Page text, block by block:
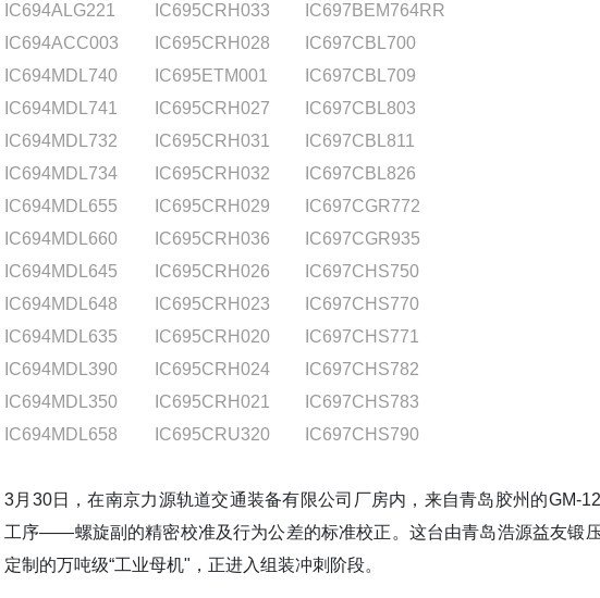
IC694ALG221
IC695CRH033
IC697BEM764RR
IC694ACC003
IC695CRH028
IC697CBL700
IC694MDL740
IC695ETM001
IC697CBL709
IC694MDL741
IC695CRH027
IC697CBL803
IC694MDL732
IC695CRH031
IC697CBL811
IC694MDL734
IC695CRH032
IC697CBL826
IC694MDL655
IC695CRH029
IC697CGR772
IC694MDL660
IC695CRH036
IC697CGR935
IC694MDL645
IC695CRH026
IC697CHS750
IC694MDL648
IC695CRH023
IC697CHS770
IC694MDL635
IC695CRH020
IC697CHS771
IC694MDL390
IC695CRH024
IC697CHS782
IC694MDL350
IC695CRH021
IC697CHS783
IC694MDL658
IC695CRU320 IC697CHS790
3月30日，在南京力源轨道交通装备有限公司厂房内，来自青岛胶州的GM-
工序——螺旋副的精密校准及行为公差的标准校正。这台由青岛浩源益友锻
定制的万吨级“工业母机"，正进入组装冲刺阶段。